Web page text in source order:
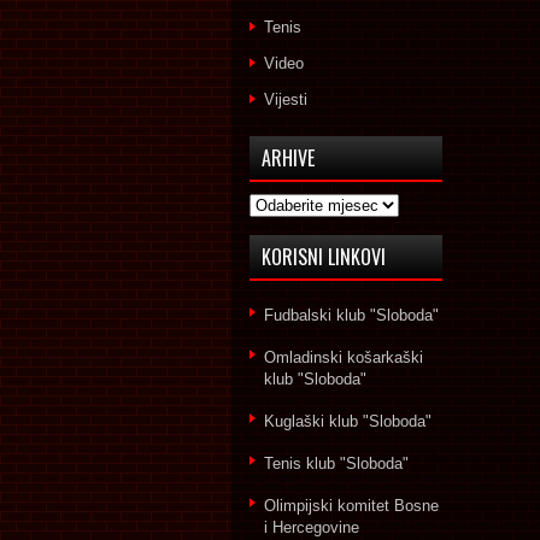
Tenis
Video
Vijesti
ARHIVE
Arhive
KORISNI LINKOVI
Fudbalski klub "Sloboda"
Omladinski košarkaški
klub "Sloboda"
Kuglaški klub "Sloboda"
Tenis klub "Sloboda"
Olimpijski komitet Bosne
i Hercegovine